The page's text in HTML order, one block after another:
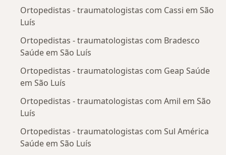
Ortopedistas - traumatologistas com Cassi em São
Luís
Ortopedistas - traumatologistas com Bradesco
Saúde em São Luís
Ortopedistas - traumatologistas com Geap Saúde
em São Luís
Ortopedistas - traumatologistas com Amil em São
Luís
Ortopedistas - traumatologistas com Sul América
Saúde em São Luís